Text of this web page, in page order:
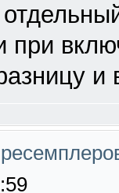
при
и